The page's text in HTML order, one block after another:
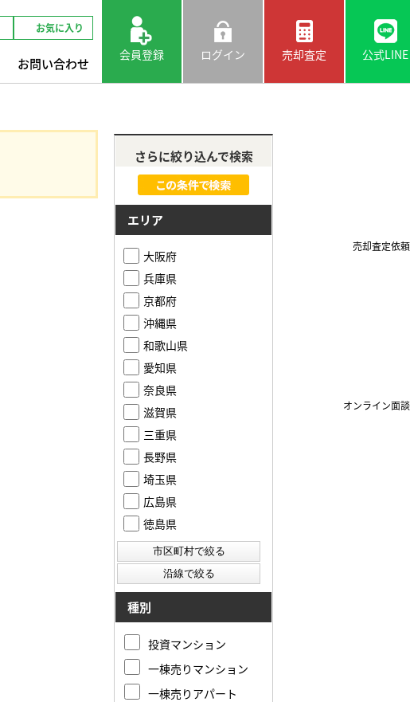
お気に入り
お問い合わせ
会員登録 ログイン 売却査定 公式LINE
さらに絞り込んで検索
エリア
大阪府
兵庫県
京都府
沖縄県
和歌山県
愛知県
奈良県
滋賀県
三重県
長野県
埼玉県
広島県
徳島県
種別
投資マンション
一棟売りマンション
一棟売りアパート
売却査定依頼
オンライン面談